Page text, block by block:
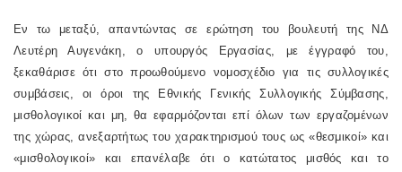
Εν τω μεταξύ, απαντώντας σε ερώτηση του βουλευτή της ΝΔ
Λευτέρη Αυγενάκη, ο υπουργός Εργασίας, με έγγραφό του,
ξεκαθάρισε ότι στο προωθούμενο νομοσχέδιο για τις συλλογικές
συμβάσεις, οι όροι της Εθνικής Γενικής Συλλογικής Σύμβασης,
μισθολογικοί και μη, θα εφαρμόζονται επί όλων των εργαζομένων
της χώρας, ανεξαρτήτως του χαρακτηρισμού τους ως «θεσμικοί» και
«μισθολογικοί» και επανέλαβε ότι ο κατώτατος μισθός και το